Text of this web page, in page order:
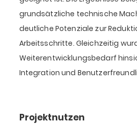
grundsätzliche technische
deutliche Potenziale zur
Arbeitsschritte. Gleichzeitig
Weiterentwicklungsbedarf
Integration und
Projektnutzen